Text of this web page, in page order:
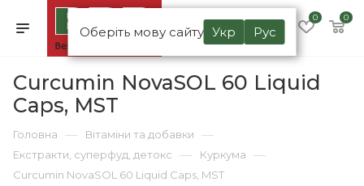
Оберіть мову сайту Укр Рус
0 0
Curcumin NovaSOL 60 Liquid
Caps, MST
Головна — Вітаміни та добавки —
Екстракти, суперфуд, детокс — Куркума —
Curcumin NovaSOL 60 Liquid Caps, MST